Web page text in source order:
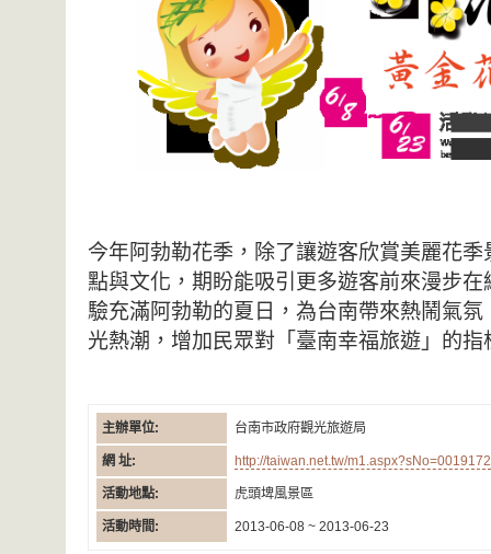
今年阿勃勒花季，除了讓遊客欣賞美麗花
點與文化，期盼能吸引更多遊客前來漫步
驗充滿阿勃勒的夏日，為台南帶來熱鬧氣
光熱潮，增加民眾對「臺南幸福旅遊」的指
主辦單位: 台南市政府觀光旅遊局
網 址: http://taiwan.net.tw/m1.aspx?sNo=0019172
活動地點: 虎頭埤風景區
活動時間: 2013-06-08 ~ 2013-06-23